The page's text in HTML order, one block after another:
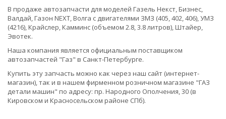
В продаже автозапчасти для моделей Газель Некст, Бизнес,
Валдай, Газон NEXT, Волга с двигателями ЗМЗ (405, 402, 406), УМЗ
(4216), Крайслер, Камминс (объемом 2.8, 3.8 литров), Штайер,
Эвотек.
Наша компания является официальным поставщиком
автозапчастей "Газ" в Санкт-Петербурге.
Купить эту запчасть можно как через наш сайт (интернет-
магазин), так и в нашем фирменном розничном магазине "ГАЗ
детали машин" по адресу: пр. Народного Ополчения, 30 (в
Кировском и Красносельском районе СПб).